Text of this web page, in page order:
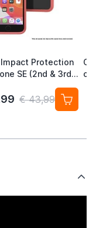
Protection
SE (2nd & 3rd
7 & 8 Coral
€ 43,99